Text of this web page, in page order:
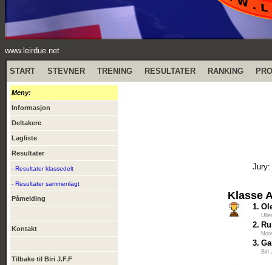
www.leirdue.net
START STEVNER TRENING RESULTATER RANKING
Meny:
Informasjon
Deltakere
Lagliste
Resultater
- Resultater klassedelt
- Resultater sammenlagt
Påmelding
Kontakt
Tilbake til Biri J.F.F
Jury:
Klasse
1.
2.
3.
Biri